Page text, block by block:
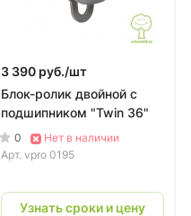
3 390 руб./шт
Блок-ролик двойной с
подшипником "Twin 36"
0
Нет в наличии
Арт. vpro 0195
Узнать сроки и цену